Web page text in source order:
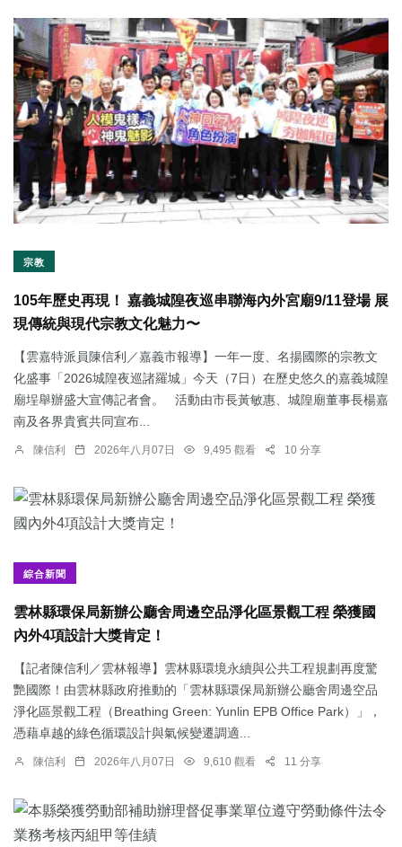
宗教
105年歷史再現！ 嘉義城隍夜巡串聯海內外宮廟9/11登場 展
現傳統與現代宗教文化魅力〜
【雲嘉特派員陳信利／嘉義市報導】一年一度、名揚國際的宗教文
化盛事「2026城隍夜巡諸羅城」今天（7日）在歷史悠久的嘉義城隍
廟埕舉辦盛大宣傳記者會。 活動由市長黃敏惠、城隍廟董事長楊嘉
南及各界貴賓共同宣布...
陳信利 2026年八月07日 9,495 觀看 10 分享
綜合新聞
雲林縣環保局新辦公廳舍周邊空品淨化區景觀工程 榮獲國
內外4項設計大獎肯定！
【記者陳信利／雲林報導】雲林縣環境永續與公共工程規劃再度驚
艷國際！由雲林縣政府推動的「雲林縣環保局新辦公廳舍周邊空品
淨化區景觀工程（Breathing Green: Yunlin EPB Office Park）」，
憑藉卓越的綠色循環設計與氣候變遷調適...
陳信利 2026年八月07日 9,610 觀看 11 分享